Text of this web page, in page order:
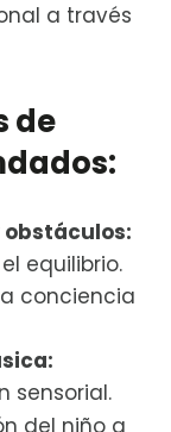
a través
de
equilibrio.
conciencia
sensorial.
del niño a